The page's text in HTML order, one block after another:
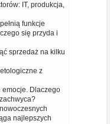
IT, produkcja,
funkcje
się przyda i
sprzedaż na kilku
z
emocje. Dlaczego
najlepszych